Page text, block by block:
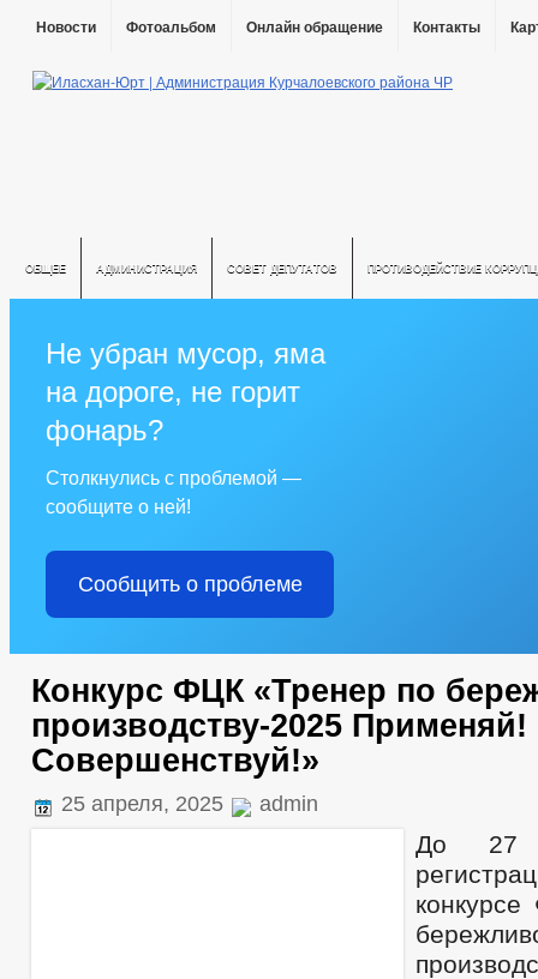
Новости Фотоальбом Онлайн обращение Контакты
ОБЩЕЕ АДМИНИСТРАЦИЯ СОВЕТ ДЕПУТАТОВ ПРОТИВОДЕЙСТВИЕ
Не убран мусор, яма
на дороге, не горит
фонарь?
Столкнулись с проблемой —
сообщите о ней!
Сообщить о проблеме
Конкурс ФЦК «Тренер по
производству-2025
Совершенствуй!»
25 апреля, 2025 admin
До 27